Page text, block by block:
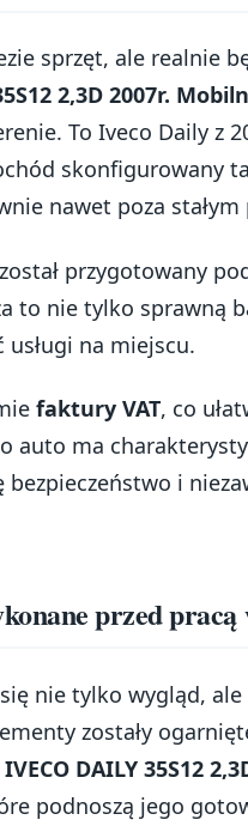
sprzęt, ale realnie
2,3D 2007r.
To Iveco Daily z
skonfigurowany
nawet poza
przygotowany
to nie tylko sprawną
na miejscu.
faktury VAT, co
auto ma
i
przed pracą
nie tylko wygląd,
zostały
IVECO DAILY 35S12
podnoszą jego